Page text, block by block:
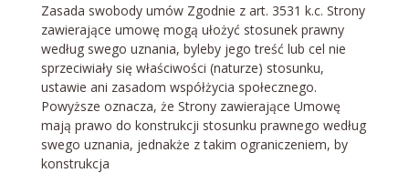
Zasada swobody umów Zgodnie z art. 3531 k.c. Strony
zawierające umowę mogą ułożyć stosunek prawny
według swego uznania, byleby jego treść lub cel nie
sprzeciwiały się właściwości (naturze) stosunku,
ustawie ani zasadom współżycia społecznego.
Powyższe oznacza, że Strony zawierające Umowę
mają prawo do konstrukcji stosunku prawnego według
swego uznania, jednakże z takim ograniczeniem, by
konstrukcja